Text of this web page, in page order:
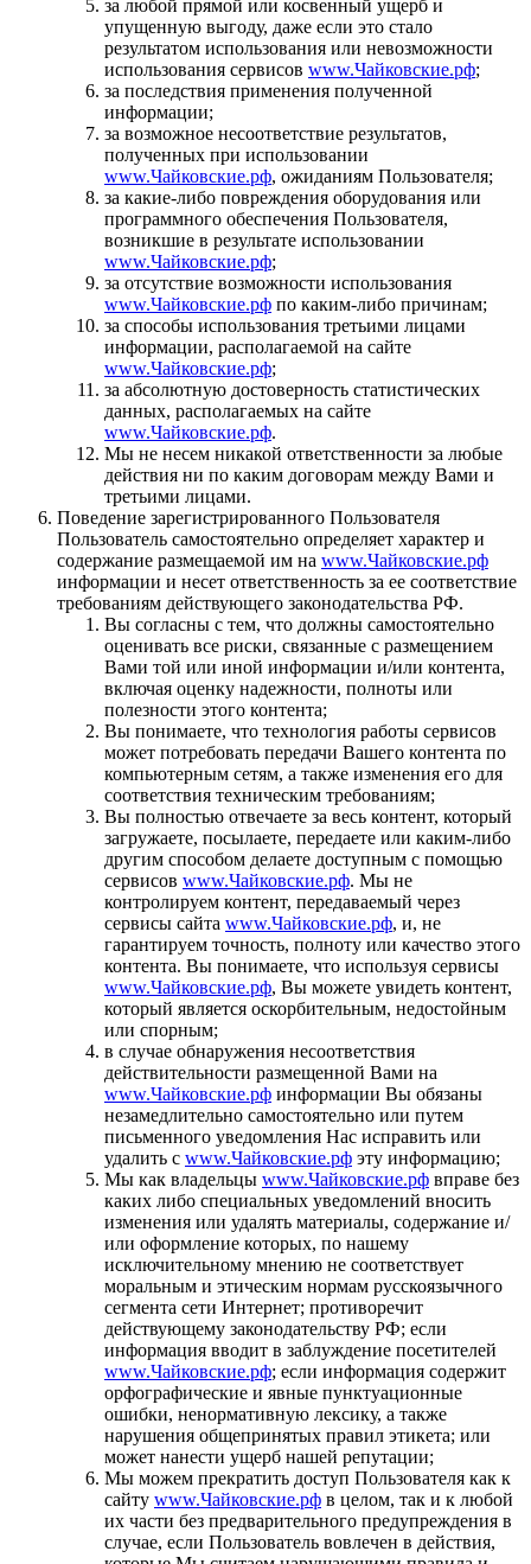
за любой прямой или косвенный ущерб и
упущенную выгоду, даже если это стало
результатом использования или невозможности
использования сервисов www.Чайковские.рф;
за последствия применения полученной
информации;
за возможное несоответствие результатов,
полученных при использовании
www.Чайковские.рф, ожиданиям Пользователя;
за какие-либо повреждения оборудования или
программного обеспечения Пользователя,
возникшие в результате использовании
www.Чайковские.рф;
за отсутствие возможности использования
www.Чайковские.рф по каким-либо причинам;
за способы использования третьими лицами
информации, располагаемой на сайте
www.Чайковские.рф;
за абсолютную достоверность статистических
данных, располагаемых на сайте
www.Чайковские.рф.
Мы не несем никакой ответственности за любые
действия ни по каким договорам между Вами и
третьими лицами.
Поведение зарегистрированного Пользователя
Пользователь самостоятельно определяет характер и
содержание размещаемой им на www.Чайковские.рф
информации и несет ответственность за ее соответствие
требованиям действующего законодательства РФ.
Вы согласны с тем, что должны самостоятельно
оценивать все риски, связанные с размещением
Вами той или иной информации и/или контента,
включая оценку надежности, полноты или
полезности этого контента;
Вы понимаете, что технология работы сервисов
может потребовать передачи Вашего контента по
компьютерным сетям, а также изменения его для
соответствия техническим требованиям;
Вы полностью отвечаете за весь контент, который
загружаете, посылаете, передаете или каким-либо
другим способом делаете доступным с помощью
сервисов www.Чайковские.рф. Мы не
контролируем контент, передаваемый через
сервисы сайта www.Чайковские.рф, и, не
гарантируем точность, полноту или качество этого
контента. Вы понимаете, что используя сервисы
www.Чайковские.рф, Вы можете увидеть контент,
который является оскорбительным, недостойным
или спорным;
в случае обнаружения несоответствия
действительности размещенной Вами на
www.Чайковские.рф информации Вы обязаны
незамедлительно самостоятельно или путем
письменного уведомления Нас исправить или
удалить с www.Чайковские.рф эту информацию;
Мы как владельцы www.Чайковские.рф вправе без
каких либо специальных уведомлений вносить
изменения или удалять материалы, содержание и/
или оформление которых, по нашему
исключительному мнению не соответствует
моральным и этическим нормам русскоязычного
сегмента сети Интернет; противоречит
действующему законодательству РФ; если
информация вводит в заблуждение посетителей
www.Чайковские.рф; если информация содержит
орфографические и явные пунктуационные
ошибки, ненормативную лексику, а также
нарушения общепринятых правил этикета; или
может нанести ущерб нашей репутации;
Мы можем прекратить доступ Пользователя как к
сайту www.Чайковские.рф в целом, так и к любой
их части без предварительного предупреждения в
случае, если Пользователь вовлечен в действия,